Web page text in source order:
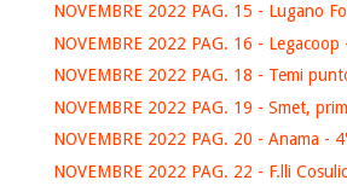
NOVEMBRE 2022 PAG. 15 - Lugano
NOVEMBRE 2022 PAG. 16 - Legacoop
NOVEMBRE 2022 PAG. 18 - Temi
NOVEMBRE 2022 PAG. 19 - Smet,
NOVEMBRE 2022 PAG. 20 - Anama -
NOVEMBRE 2022 PAG. 22 - F.lli